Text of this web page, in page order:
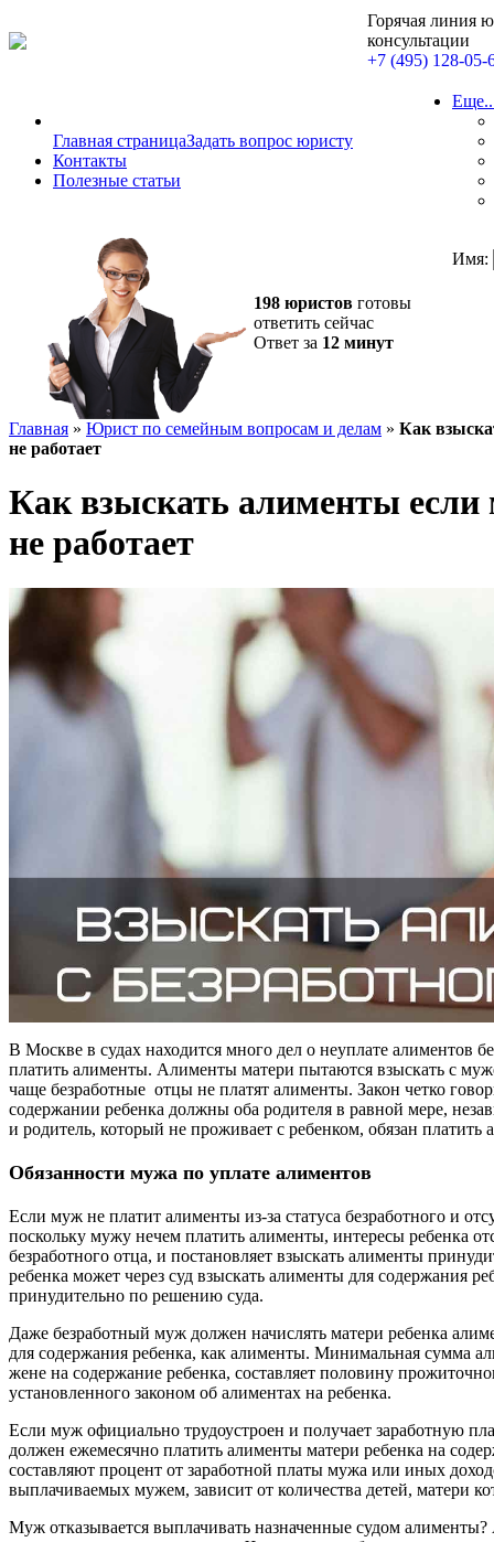
Горячая линия
консультации
+7 (495) 128-05-
Главная страницаЗадать вопрос юристу
Контакты
Полезные статьи
198 юристов готовы
ответить сейчас
Ответ за 12 минут
Имя:
Главная » Юрист по семейным вопросам и делам » Как
не работает
Как взыскать алименты
не работает
В Москве в судах находится много дел о неуплате алиментов
платить алименты. Алименты матери пытаются взыскать с
чаще безработные отцы не платят алименты. Закон четко
содержании ребенка должны оба родителя в равной мере,
и родитель, который не проживает с ребенком, обязан
Обязанности мужа по уплате алиментов
Если муж не платит алименты из-за статуса безработного и
поскольку мужу нечем платить алименты, интересы ребенка
безработного отца, и постановляет взыскать алименты
ребенка может через суд взыскать алименты для содержания
принудительно по решению суда.
Даже безработный муж должен начислять матери ребенка
для содержания ребенка, как алименты. Минимальная сумма
жене на содержание ребенка, составляет половину
установленного законом об алиментах на ребенка.
Если муж официально трудоустроен и получает заработную
должен ежемесячно платить алименты матери ребенка на
составляют процент от заработной платы мужа или иных
выплачиваемых мужем, зависит от количества детей, матери
Муж отказывается выплачивать назначенные судом